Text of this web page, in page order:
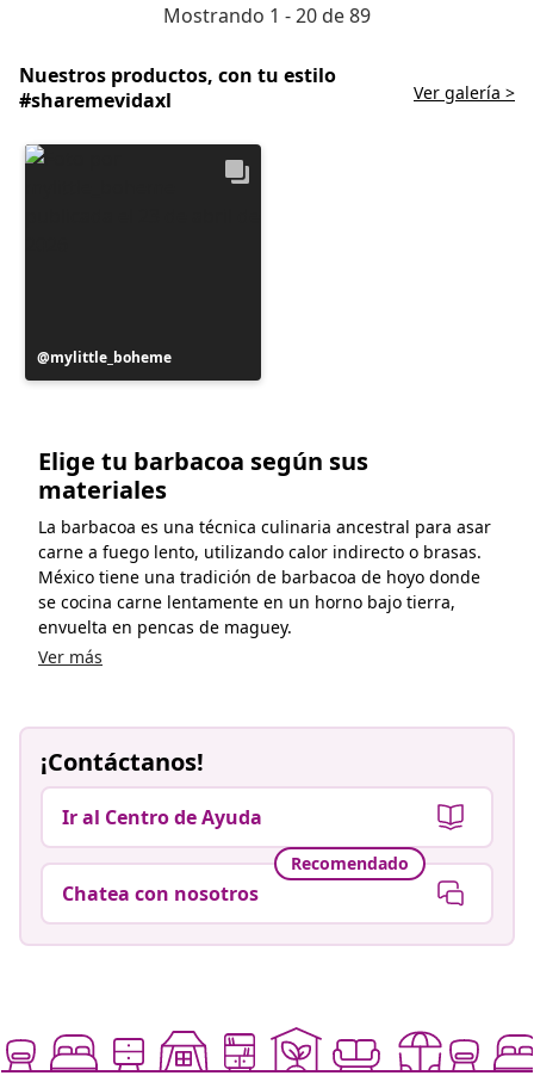
Mostrando 1 - 20 de 89
Nuestros productos, con tu estilo
#sharemevidaxl
Ver galería >
Publicación
realizada
mylittle_boheme
Elige tu barbacoa según sus
materiales
La barbacoa es una técnica culinaria ancestral para asar
carne a fuego lento, utilizando calor indirecto o brasas.
México tiene una tradición de barbacoa de hoyo donde
se cocina carne lentamente en un horno bajo tierra,
envuelta en pencas de maguey.
Ver más
¡Contáctanos!
Ir al Centro de Ayuda
Recomendado
Chatea con nosotros